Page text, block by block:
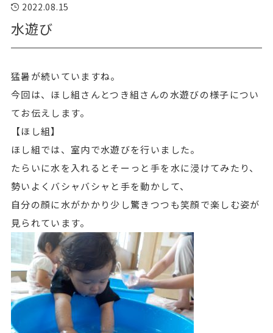
2022.08.15
水遊び
猛暑が続いていますね。
今回は、ほし組さんとつき組さんの水遊びの様子につい
てお伝えします。
【ほし組】
ほし組では、室内で水遊びを行いました。
たらいに水を入れるとそーっと手を水に浸けてみたり、
勢いよくバシャバシャと手を動かして、
自分の顔に水がかかり少し驚きつつも笑顔で楽しむ姿が
見られています。